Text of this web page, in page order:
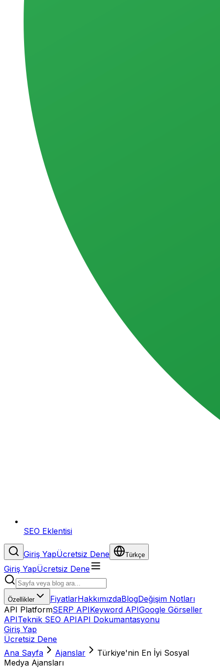
SEO Eklentisi
Giriş YapÜcretsiz Dene Türkçe
Giriş YapÜcretsiz Dene
Özellikler FiyatlarHakkımızdaBlogDeğişim Notları
API PlatformSERP APIKeyword APIGoogle Görseller
APITeknik SEO APIAPI Dokumantasyonu
Giriş Yap
Ücretsiz Dene
Ana Sayfa
Ajanslar
Türkiye'nin En İyi Sosyal
Medya Ajansları